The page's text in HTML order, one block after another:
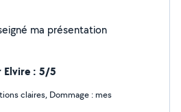
ma présentation
Elvire : 5/5
claires, Dommage : mes